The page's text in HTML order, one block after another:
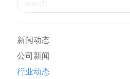
新闻动态
公司新闻
行业动态